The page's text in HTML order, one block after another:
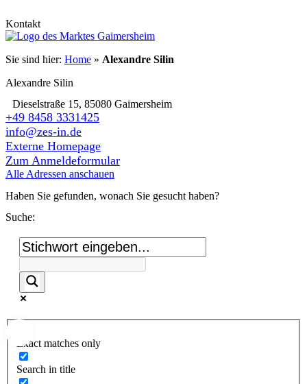
Kontakt
Sie sind hier: Home » Alexandre Silin
Alexandre Silin
Dieselstraße 15, 85080 Gaimersheim
+49 8458 3331425
info@zes-in.de
Externe Homepage
Zum Anmeldeformular
Alle Adressen anschauen
Haben Sie gefunden, wonach Sie gesucht haben?
Suche:
Exact matches only
Search in title